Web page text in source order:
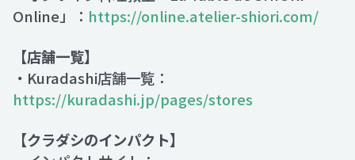
Online」： https://online.atelier-shiori.com/
【店舗一覧】
・Kuradashi店舗一覧：
https://kuradashi.jp/pages/stores
【クラダシのインパクト】